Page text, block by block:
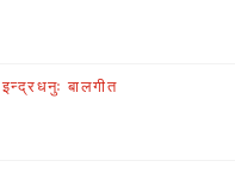
इन्द्रधनुः बालगीत